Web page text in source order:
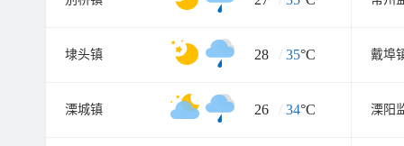
埭头镇 28 / 35°C 戴埠
溧城镇 26 / 34°C 溧阳